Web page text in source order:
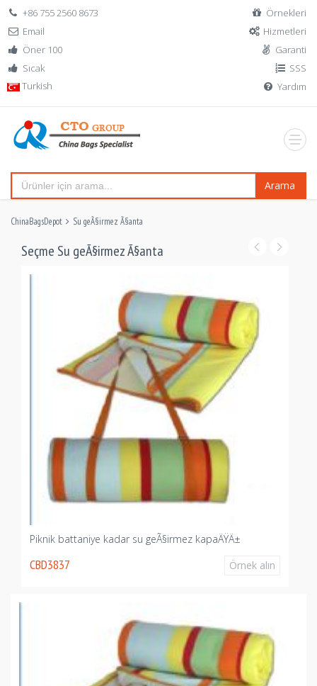
+86 755 2560 8673
Email
Öner 100
Sıcak
Turkish
Örnekleri
Hizmetleri
Garanti
SSS
Yardım
Arama
ChinaBagsDepot Su geÃ§irmez Ã§anta
Seçme Su geÃ§irmez Ã§anta
Piknik battaniye kadar su geÃ§irmez kapaÄŸÄ±
CBD3837 Örnek alın